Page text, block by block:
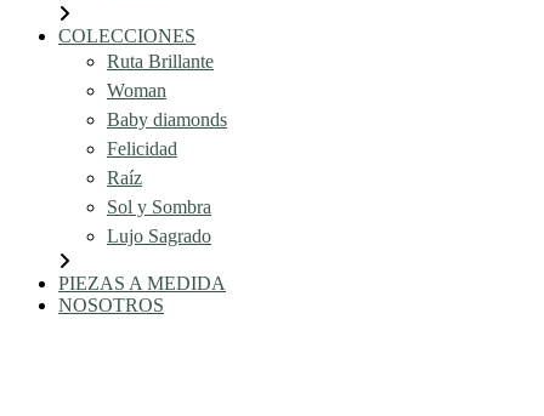
COLECCIONES
Ruta Brillante
Woman
Baby diamonds
Felicidad
Raíz
Sol y Sombra
Lujo Sagrado
PIEZAS A MEDIDA
NOSOTROS